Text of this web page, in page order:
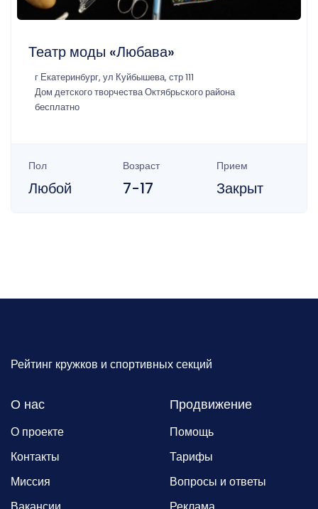
Театр моды «Любава»
г Екатеринбург, ул Куйбышева, стр 111
Дом детского творчества Октябрьского района
бесплатно
Пол
Любой
Возраст
7-17
Прием
Закрыт
Рейтинг кружков и спортивных секций
О нас
О проекте
Контакты
Миссия
Продвижение
Помощь
Тарифы
Вопросы и ответы